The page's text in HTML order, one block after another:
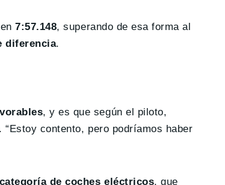
en7:57.148, superando de esa forma al
diferencia.
, y es que según el piloto,
contento, pero podríamos haber
de coches eléctricos, que